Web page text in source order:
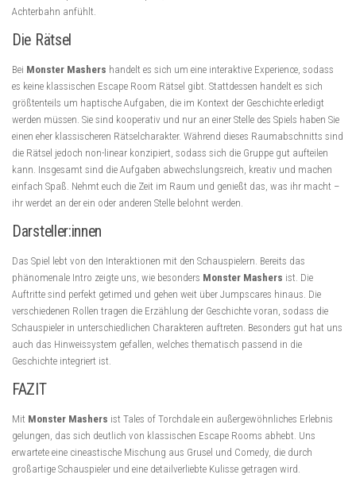
Achterbahn anfühlt.
Die Rätsel
Bei Monster Mashers handelt es sich um eine interaktive Experience, sodass
es keine klassischen Escape Room Rätsel gibt. Stattdessen handelt es sich
größtenteils um haptische Aufgaben, die im Kontext der Geschichte erledigt
werden müssen. Sie sind kooperativ und nur an einer Stelle des Spiels haben Sie
einen eher klassischeren Rätselcharakter. Während dieses Raumabschnitts sind
die Rätsel jedoch non-linear konzipiert, sodass sich die Gruppe gut aufteilen
kann. Insgesamt sind die Aufgaben abwechslungsreich, kreativ und machen
einfach Spaß. Nehmt euch die Zeit im Raum und genießt das, was ihr macht –
ihr werdet an der ein oder anderen Stelle belohnt werden.
Darsteller:innen
Das Spiel lebt von den Interaktionen mit den Schauspielern. Bereits das
phänomenale Intro zeigte uns, wie besonders Monster Mashers ist. Die
Auftritte sind perfekt getimed und gehen weit über Jumpscares hinaus. Die
verschiedenen Rollen tragen die Erzählung der Geschichte voran, sodass die
Schauspieler in unterschiedlichen Charakteren auftreten. Besonders gut hat uns
auch das Hinweissystem gefallen, welches thematisch passend in die
Geschichte integriert ist.
FAZIT
Mit Monster Mashers ist Tales of Torchdale ein außergewöhnliches Erlebnis
gelungen, das sich deutlich von klassischen Escape Rooms abhebt. Uns
erwartete eine cineastische Mischung aus Grusel und Comedy, die durch
großartige Schauspieler und eine detailverliebte Kulisse getragen wird.